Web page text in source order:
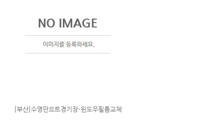
[부산]수영만요트경기장-윈도우필름교체